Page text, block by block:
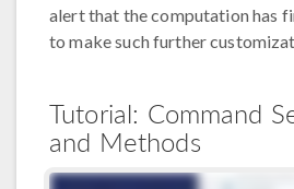
alert that the computation has
to make such further
Tutorial: Command
and Methods